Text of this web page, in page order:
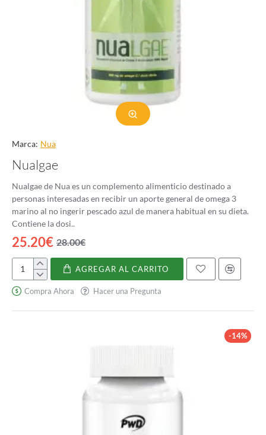
Marca: Nua
Nualgae
Nualgae de Nua es un complemento alimenticio destinado a
personas interesadas en recibir un aporte general de omega 3
marino al no ingerir pescado azul de manera habitual en su dieta.
Contiene la dosi..
25.20€ 28.00€
Nualgae
AGREGAR AL CARRITO
Compra Ahora Hacer una Pregunta
-14%